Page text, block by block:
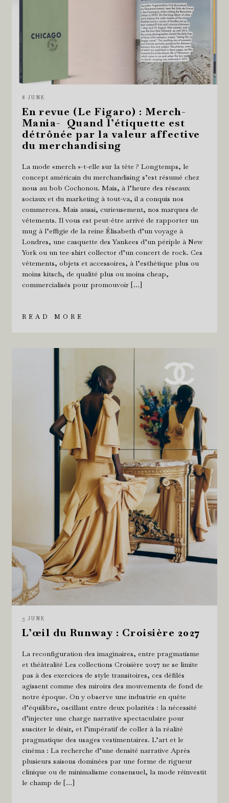
8 JUNE
En revue (Le Figaro) : Merch-
Mania- Quand l’étiquette est
détrônée par la valeur affective
du merchandising
La mode «merch »-t-elle sur la tête ? Longtemps, le
concept américain du merchandising s’est résumé chez
nous au bob Cochonou. Mais, à l’heure des réseaux
sociaux et du marketing à tout-va, il a conquis nos
commerces. Mais aussi, curieusement, nos marques de
vêtements. Il vous est peut-être arrivé de rapporter un
mug à l’effigie de la reine Élisabeth d’un voyage à
Londres, une casquette des Yankees d’un périple à New
York ou un tee-shirt collector d’un concert de rock. Ces
vêtements, objets et accessoires, à l’esthétique plus ou
moins kitsch, de qualité plus ou moins cheap,
commercialisés pour promouvoir […]
READ MORE
3 JUNE
L’œil du Runway : Croisière 2027
La reconfiguration des imaginaires, entre pragmatisme
et théâtralité Les collections Croisière 2027 ne se limite
pas à des exercices de style transitoires, ces défilés
agissent comme des miroirs des mouvements de fond de
notre époque. On y observe une industrie en quête
d’équilibre, oscillant entre deux polarités : la nécessité
d’injecter une charge narrative spectaculaire pour
susciter le désir, et l’impératif de coller à la réalité
pragmatique des usages vestimentaires. L’art et le
cinéma : La recherche d’une densité narrative Après
plusieurs saisons dominées par une forme de rigueur
clinique ou de minimalisme consensuel, la mode réinvestit
le champ de […]